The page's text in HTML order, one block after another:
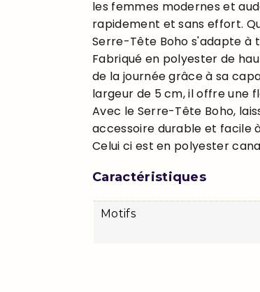
les femmes modernes et
rapidement et sans effort.
Serre-Tête Boho s'adapte à
Fabriqué en polyester de
de la journée grâce à sa
largeur de 5 cm, il offre une
Avec le Serre-Tête Boho,
accessoire durable et facile
Celui ci est en polyester
Caractéristiques
Motifs